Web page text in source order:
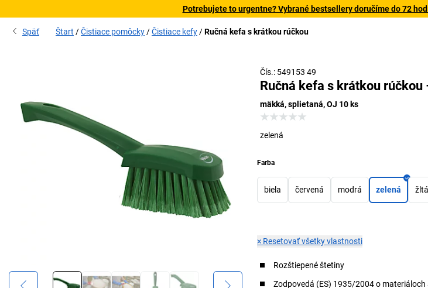
Potrebujete to urgentne? Vybrané bestsellery doručíme do 72
Späť Štart Čistiace pomôcky Čistiace kefy Ručná kefa s krátkou rúčkou
Čís.: 549153 49
Ručná kefa s krátkou rúčkou
mäkká, splietaná, OJ 10 ks
zelená
Farba
biela červená modrá zelená žltá
× Resetovať všetky vlastnosti
Rozštiepené štetiny
Zodpovedá (ES) 1935/2004 o